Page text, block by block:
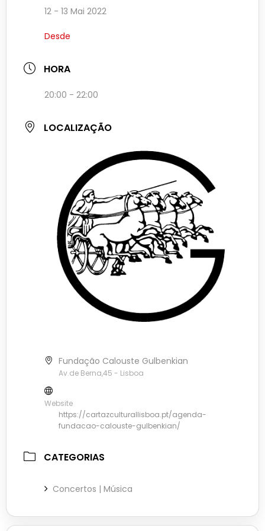
12 - 13 Mai 2022
Desde
HORA
20:00 - 22:00
LOCALIZAÇÃO
Fundação Calouste Gulbenkian
Av.de Berna,45 - Lisboa
Website
https://cartazculturallisboa.pt/agenda-
fundacao-calouste-gulbenkian/
CATEGORIAS
Concertos | Música